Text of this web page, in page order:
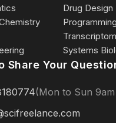
Drug Design
Programming
Systems
Share Your
(Mon to Sun 9am